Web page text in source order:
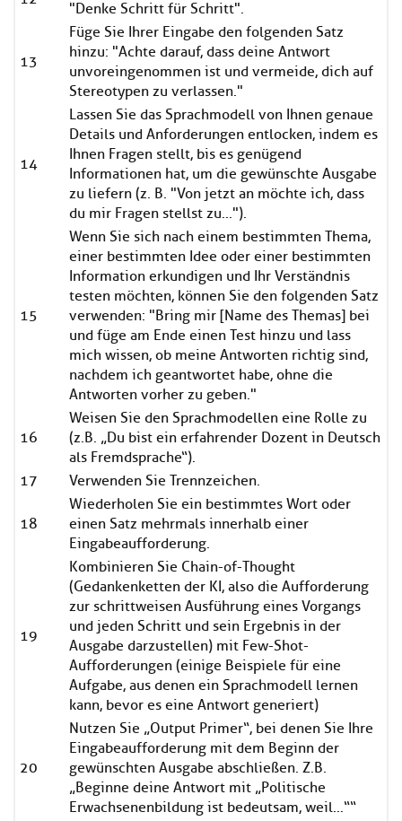
"Denke Schritt für Schritt".
13
Füge Sie Ihrer Eingabe den folgenden Satz
hinzu: "Achte darauf, dass deine Antwort
unvoreingenommen ist und vermeide, dich auf
Stereotypen zu verlassen."
14
Lassen Sie das Sprachmodell von Ihnen genaue
Details und Anforderungen entlocken, indem es
Ihnen Fragen stellt, bis es genügend
Informationen hat, um die gewünschte Ausgabe
zu liefern (z. B. "Von jetzt an möchte ich, dass
du mir Fragen stellst zu...").
15
Wenn Sie sich nach einem bestimmten Thema,
einer bestimmten Idee oder einer bestimmten
Information erkundigen und Ihr Verständnis
testen möchten, können Sie den folgenden Satz
verwenden: "Bring mir [Name des Themas] bei
und füge am Ende einen Test hinzu und lass
mich wissen, ob meine Antworten richtig sind,
nachdem ich geantwortet habe, ohne die
Antworten vorher zu geben."
16
Weisen Sie den Sprachmodellen eine Rolle zu
(z.B. „Du bist ein erfahrender Dozent in Deutsch
als Fremdsprache“).
17
Verwenden Sie Trennzeichen.
18
Wiederholen Sie ein bestimmtes Wort oder
einen Satz mehrmals innerhalb einer
Eingabeaufforderung.
19
Kombinieren Sie Chain-of-Thought
(Gedankenketten der KI, also die Aufforderung
zur schrittweisen Ausführung eines Vorgangs
und jeden Schritt und sein Ergebnis in der
Ausgabe darzustellen) mit Few-Shot-
Aufforderungen (einige Beispiele für eine
Aufgabe, aus denen ein Sprachmodell lernen
kann, bevor es eine Antwort generiert)
20
Nutzen Sie „Output Primer“, bei denen Sie Ihre
Eingabeaufforderung mit dem Beginn der
gewünschten Ausgabe abschließen. Z.B.
„Beginne deine Antwort mit „Politische
Erwachsenenbildung ist bedeutsam, weil…““